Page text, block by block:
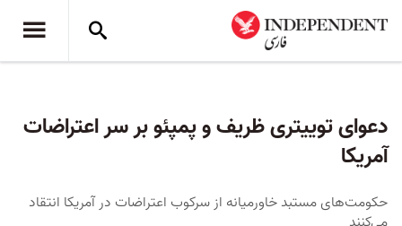
دعوای توییتری ظریف و پمپئو بر سر اعتراضات
آمریکا
حکومت‌های مستبد خاورمیانه از سرکوب اعتراضات در آمریکا انتقاد